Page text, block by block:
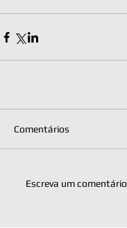
Comentários
Escreva um comentário